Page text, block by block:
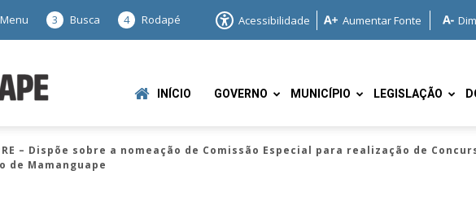
Menu 3 Busca 4 Rodapé Acessibilidade Aumentar Fonte
de
INÍCIO GOVERNO MUNICÍPIO LEGISLAÇÃO
– Dispõe sobre a nomeação de Comissão Especial para realização de
de Mamanguape